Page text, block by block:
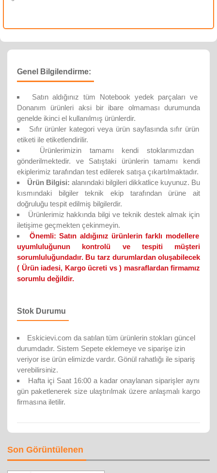
Genel Bilgilendirme:
Satın aldığınız tüm Notebook yedek parçaları ve
Donanım ürünleri aksi bir ibare olmaması durumunda
genelde ikinci el kullanılmış ürünlerdir.
Sıfır ürünler kategori veya ürün sayfasında sıfır ürün
etiketi ile etiketlendirilir.
Ürünlerimizin tamamı kendi stoklarımızdan
gönderilmektedir. ve Satıştaki ürünlerin tamamı kendi
ekiplerimiz tarafından test edilerek satışa çıkartılmaktadır.
Ürün Bilgisi: alanındaki bilgileri dikkatlice kuyunuz. Bu
kısmındaki bilgiler teknik ekip tarafından ürüne ait
doğruluğu tespit edilmiş bilgilerdir.
Ürünlerimiz hakkında bilgi ve teknik destek almak için
iletişime geçmekten çekinmeyin.
Önemli: Satın aldığınız ürünlerin farklı modellere
uyumluluğunun kontrolü ve tespiti müşteri
sorumluluğundadır. Bu tarz durumlardan oluşabilecek
( Ürün iadesi, Kargo ücreti vs ) masraflardan firmamız
sorumlu değildir.
Stok Durumu
Eskicievi.com da satılan tüm ürünlerin stokları güncel
durumdadır. Sistem Sepete eklemeye ve siparişe izin
veriyor ise ürün elimizde vardır. Gönül rahatlığı ile sipariş
verebilirsiniz.
Hafta içi Saat 16:00 a kadar onaylanan siparişler aynı
gün paketlenerek size ulaştırılmak üzere anlaşmalı kargo
firmasına iletilir.
Son Görüntülenen